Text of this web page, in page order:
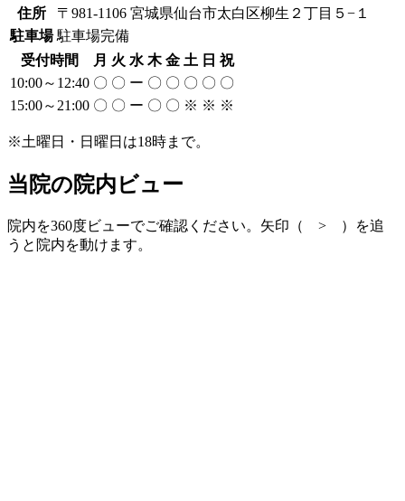
住所
〒981-1106 宮城県仙台市太白区柳生２丁目５−１
駐車場 駐車場完備
受付時間
月 火 水 木 金 土 日 祝
10:00～12:40 〇 〇 ー 〇 〇 〇 〇 〇
15:00～21:00 〇 〇 ー 〇 〇 ※ ※ ※
※土曜日・日曜日は18時まで。
当院の院内ビュー
院内を360度ビューでご確認ください。矢印（ > ）を追
うと院内を動けます。